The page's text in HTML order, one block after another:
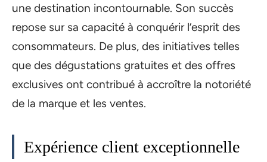
une destination incontournable. Son succès
repose sur sa capacité à conquérir l’esprit des
consommateurs. De plus, des initiatives telles
que des dégustations gratuites et des offres
exclusives ont contribué à accroître la notoriété
de la marque et les ventes.
Expérience client exceptionnelle